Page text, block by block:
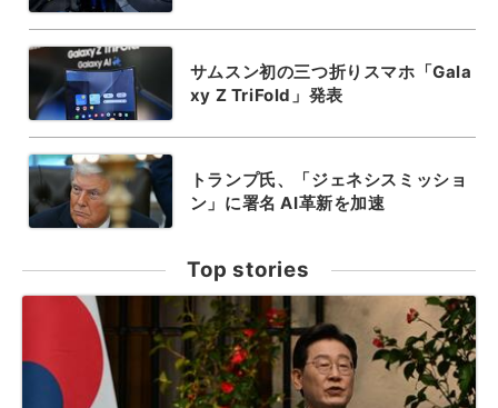
サムスン初の三つ折りスマホ「Gala
xy Z TriFold」発表
トランプ氏、「ジェネシスミッショ
ン」に署名 AI革新を加速
Top stories